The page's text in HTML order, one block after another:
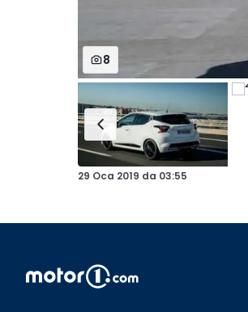
8
29 Oca 2019 da 03:55